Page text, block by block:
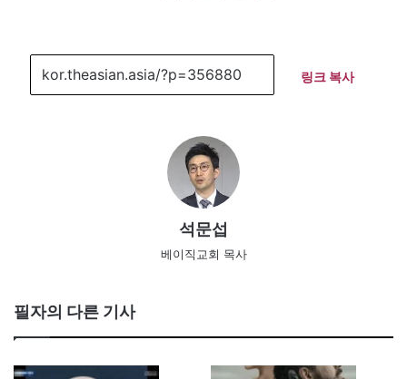
링크 복사
석문섭
베이직교회 목사
필자의 다른 기사